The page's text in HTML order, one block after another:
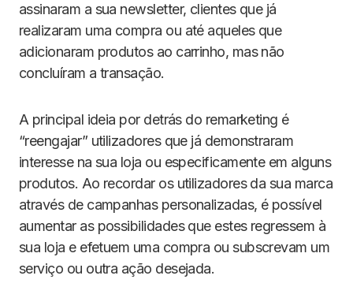
assinaram a sua newsletter, clientes que já
realizaram uma compra ou até aqueles que
adicionaram produtos ao carrinho, mas não
concluíram a transação.
A principal ideia por detrás do remarketing é
“reengajar” utilizadores que já demonstraram
interesse na sua loja ou especificamente em alguns
produtos. Ao recordar os utilizadores da sua marca
através de campanhas personalizadas, é possível
aumentar as possibilidades que estes regressem à
sua loja e efetuem uma compra ou subscrevam um
serviço ou outra ação desejada.